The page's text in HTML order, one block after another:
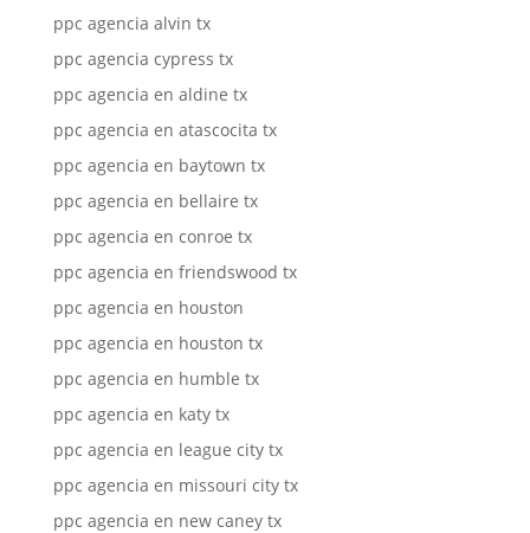
ppc agencia alvin tx
ppc agencia cypress tx
ppc agencia en aldine tx
ppc agencia en atascocita tx
ppc agencia en baytown tx
ppc agencia en bellaire tx
ppc agencia en conroe tx
ppc agencia en friendswood tx
ppc agencia en houston
ppc agencia en houston tx
ppc agencia en humble tx
ppc agencia en katy tx
ppc agencia en league city tx
ppc agencia en missouri city tx
ppc agencia en new caney tx